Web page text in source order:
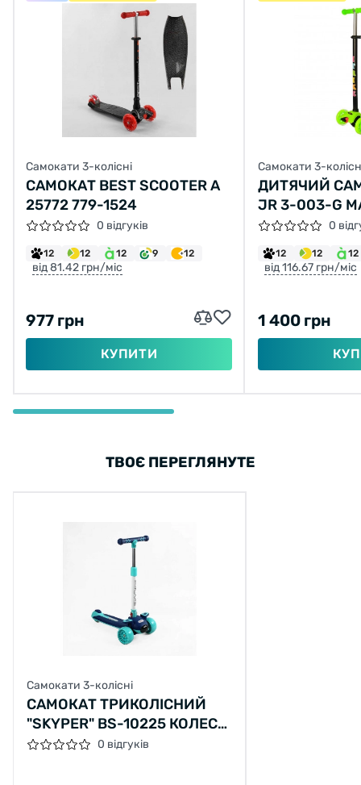
Самокати 3-колісні
САМОКАТ BEST SCOOTER A
25772 779-1524
0 відгуків
12 12 12 9 12
від 81.42 грн/міс
977 грн
КУПИТИ
Самокати 3-
ДИТЯЧИЙ
JR 3-003-G
ЩО
0
12 12 12
від 116.67 грн/міс
1 400 грн
ТВОЄ ПЕРЕГЛЯНУТЕ
Самокати 3-колісні
САМОКАТ ТРИКОЛІСНИЙ
"SKYPER" BS-10225 КОЛЕСА
PU 125Х40ММ ЗІ СВІТЛОМ,
0 відгуків